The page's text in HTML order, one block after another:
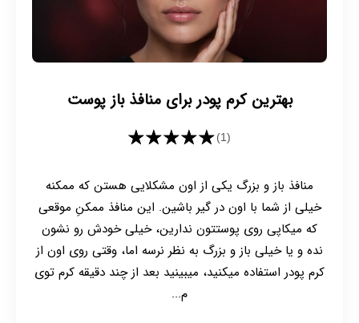
بهترین کرم پودر برای منافذ باز پوست
★★★★★(1)
منافذ باز و بزرگ یکی از اون مشکلایی هستن که ممکنه
خیلی از شما با اون در گیر باشین. این منافذ ممکنِ موقعی
که میکاپی روی پوستتون ندارین، خیلی خودش رو نشون
نده و یا خیلی باز و بزرگ به نظر نرسه اما، وقتی روی اون از
کرم پودر استفاده میکنید، میبینید بعد از چند دقیقه کرم توی
م...